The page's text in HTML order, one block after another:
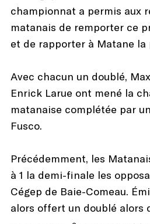
championnat a permis aux
matanais de remporter ce
et de rapporter à Matane la
Avec chacun un doublé,
Enrick Larue ont mené la
matanaise complétée par
Fusco.
Précédemment, les
à 1 la demi-finale les
Cégep de Baie-Comeau.
alors offert un doublé alors